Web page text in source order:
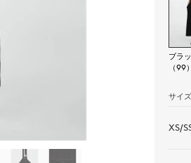
ブラ
（99）
サイズ
XS/